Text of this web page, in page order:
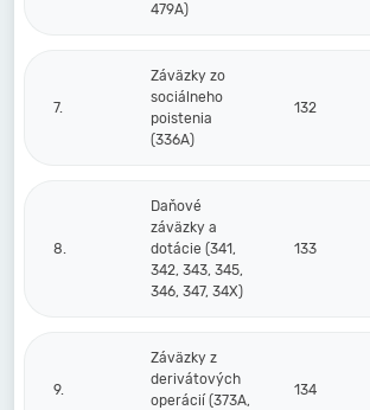
479A)
7.
Záväzky zo
sociálneho
poistenia
(336A)
132
8.
Daňové
záväzky a
dotácie (341,
342, 343, 345,
346, 347, 34X)
133
9.
Záväzky z
derivátových
operácií (373A,
134